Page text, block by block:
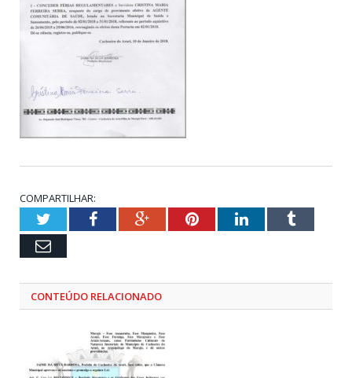
COMPARTILHAR:
TwitterFacebookGoogle+PinterestLinkedInTumblr
Email
CONTEÚDO RELACIONADO